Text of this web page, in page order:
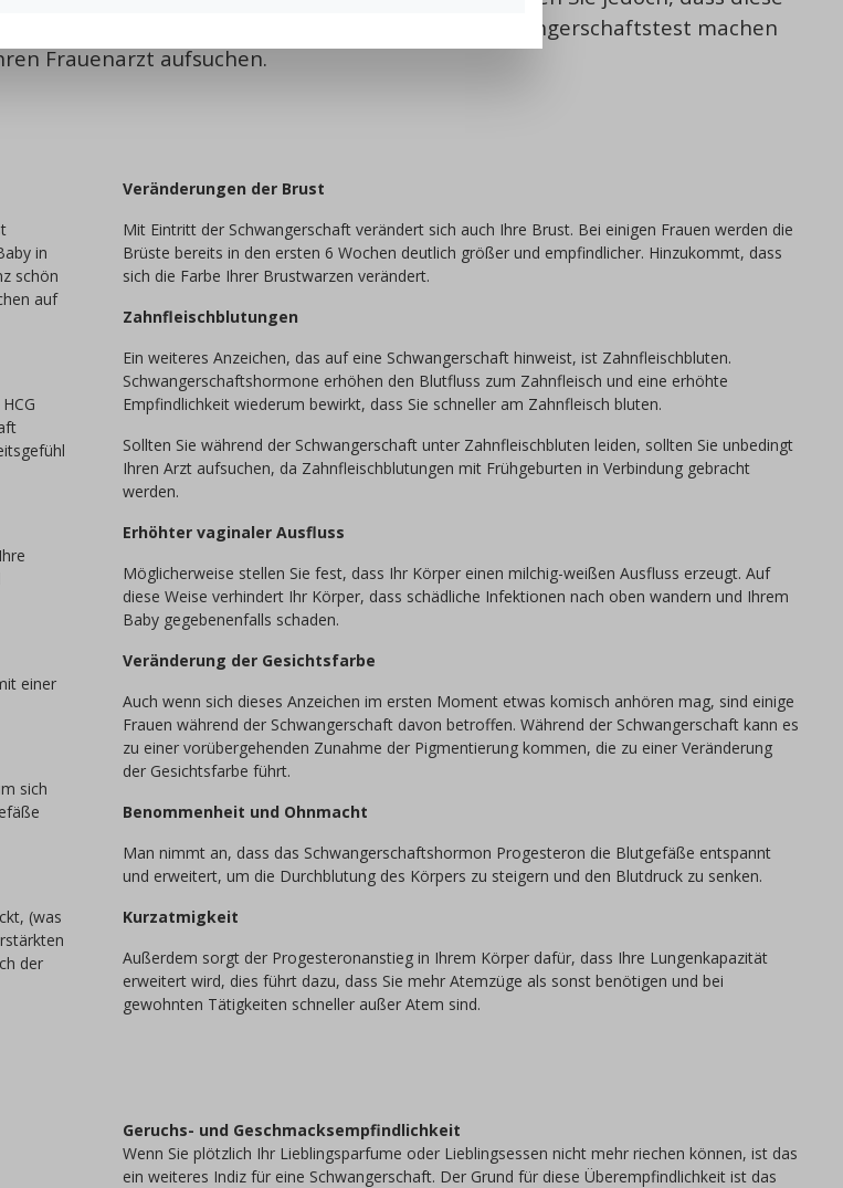
sich wirklich sicher zu sein; sollten Sie einen Schwangerschaftstest machen
Frauenarzt aufsuchen.
in
schön
auf
einer
sich
(was
der
Veränderungen der Brust
Mit Eintritt der Schwangerschaft verändert sich auch Ihre Brust. Bei einigen Frauen werden die
Brüste bereits in den ersten 6 Wochen deutlich größer und empfindlicher. Hinzukommt, dass
sich die Farbe Ihrer Brustwarzen verändert.
Zahnfleischblutungen
Ein weiteres Anzeichen, das auf eine Schwangerschaft hinweist, ist Zahnfleischbluten.
Schwangerschaftshormone erhöhen den Blutfluss zum Zahnfleisch und eine erhöhte
Empfindlichkeit wiederum bewirkt, dass Sie schneller am Zahnfleisch bluten.
Sollten Sie während der Schwangerschaft unter Zahnfleischbluten leiden, sollten Sie unbedingt
Ihren Arzt aufsuchen, da Zahnfleischblutungen mit Frühgeburten in Verbindung gebracht
werden.
Erhöhter vaginaler Ausfluss
Möglicherweise stellen Sie fest, dass Ihr Körper einen milchig-weißen Ausfluss erzeugt. Auf
diese Weise verhindert Ihr Körper, dass schädliche Infektionen nach oben wandern und Ihrem
Baby gegebenenfalls schaden.
Veränderung der Gesichtsfarbe
Auch wenn sich dieses Anzeichen im ersten Moment etwas komisch anhören mag, sind einige
Frauen während der Schwangerschaft davon betroffen. Während der Schwangerschaft kann es
zu einer vorübergehenden Zunahme der Pigmentierung kommen, die zu einer Veränderung
der Gesichtsfarbe führt.
Benommenheit und Ohnmacht
Man nimmt an, dass das Schwangerschaftshormon Progesteron die Blutgefäße entspannt
und erweitert, um die Durchblutung des Körpers zu steigern und den Blutdruck zu senken.
Kurzatmigkeit
Außerdem sorgt der Progesteronanstieg in Ihrem Körper dafür, dass Ihre Lungenkapazität
erweitert wird, dies führt dazu, dass Sie mehr Atemzüge als sonst benötigen und bei
gewohnten Tätigkeiten schneller außer Atem sind.
Geruchs- und Geschmacksempfindlichkeit
Wenn Sie plötzlich Ihr Lieblingsparfume oder Lieblingsessen nicht mehr riechen können, ist das
ein weiteres Indiz für eine Schwangerschaft. Der Grund für diese Überempfindlichkeit ist das